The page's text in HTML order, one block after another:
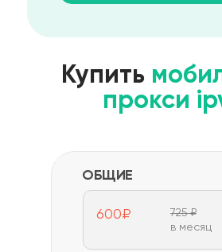
Купить
прокси
ОБЩИЕ
600₽
725 ₽
в месяц